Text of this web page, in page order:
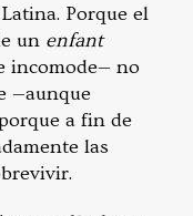
Porque el
un enfant
incomode— no
—aunque
a fin de
las